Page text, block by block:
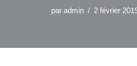
par admin 2 février